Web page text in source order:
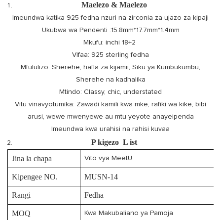
Maelezo & Maelezo
Imeundwa katika 925 fedha nzuri na zirconia za ujazo za kipaji
Ukubwa wa Pendenti :15.8mm*17.7mm*1.4mm
Mkufu: inchi 18+2
Vifaa: 925 sterling fedha
Mfululizo: Sherehe, hafla za kijamii, Siku ya Kumbukumbu,
Sherehe na kadhalika
Mtindo: Classy, ​​chic, understated
Vitu vinavyotumika: Zawadi kamili kwa mke, rafiki wa kike, bibi
arusi, wewe mwenyewe au mtu yeyote anayeipenda
Imeundwa kwa urahisi na rahisi kuvaa
Pkigezo List
Jina la chapa
Vito vya MeetU
Kipengee NO. MUSN-14
Rangi Fedha
MOQ Kwa Makubaliano ya Pamoja